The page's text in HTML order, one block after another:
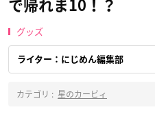
で帰れま10！？
グッズ
ライター：にじめん編集部
カテゴリ : 星のカービィ